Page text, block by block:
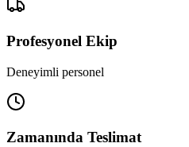
Profesyonel Ekip
Deneyimli personel
Zamanında Teslimat